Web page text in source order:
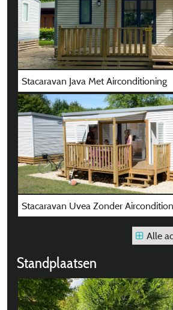
Stacaravan Java Met Airconditioning
Stacaravan Uvea Zonder
Alle
Standplaatsen